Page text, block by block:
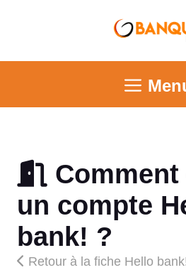
un compte
bank! ?
Retour à la fiche Hello